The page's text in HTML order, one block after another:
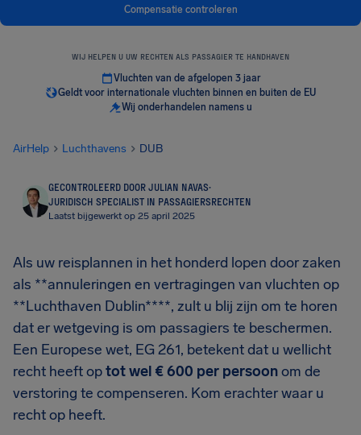
Compensatie controleren
WIJ HELPEN U UW RECHTEN ALS PASSAGIER TE HANDHAVEN
Vluchten van de afgelopen 3 jaar
Geldt voor internationale vluchten binnen en buiten de EU
Wij onderhandelen namens u
AirHelp Luchthavens DUB
GECONTROLEERD DOOR JULIAN NAVAS·
JURIDISCH SPECIALIST IN PASSAGIERSRECHTEN
Laatst bijgewerkt op 25 april 2025
Als uw reisplannen in het honderd lopen door zaken
als **annuleringen en vertragingen van vluchten op
**Luchthaven Dublin****, zult u blij zijn om te horen
dat er wetgeving is om passagiers te beschermen.
Een Europese wet, EG 261, betekent dat u wellicht
recht heeft optot wel € 600 per persoonom de
verstoring te compenseren. Kom erachter waar u
recht op heeft.